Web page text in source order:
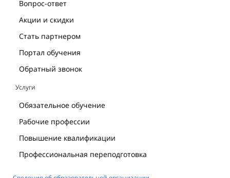
Вопрос-ответ
Акции и скидки
Стать партнером
Портал обучения
Обратный звонок
Услуги
Обязательное обучение
Рабочие профессии
Повышение квалификации
Профессиональная переподготовка